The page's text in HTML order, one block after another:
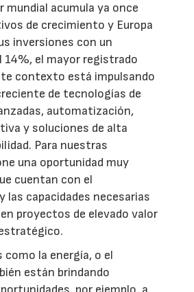
mundial acumula ya once
de crecimiento y Europa
inversiones con un
14%, el mayor registrado
contexto está impulsando
de tecnologías de
automatización,
y soluciones de alta
Para nuestras
una oportunidad muy
cuentan con el
las capacidades necesarias
proyectos de elevado valor
la energía, o el
están brindando